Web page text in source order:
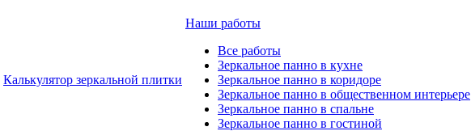
Калькулятор зеркальной плитки
Наши работы
Все работы
Зеркальное панно в кухне
Зеркальное панно в коридоре
Зеркальное панно в общественном интерьере
Зеркальное панно в спальне
Зеркальное панно в гостиной